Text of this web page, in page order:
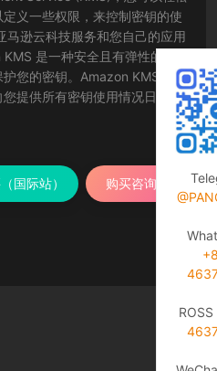
义一些权限，来控制密钥的使
马逊云科技服务和您自己的应用
是一种安全且有弹性的服
您的密钥。Amazon KMS 与
提供所有密钥使用情况日志，
国际站） 购买咨询